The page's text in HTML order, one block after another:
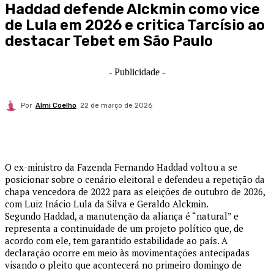
Haddad defende Alckmin como vice
de Lula em 2026 e critica Tarcísio ao
destacar Tebet em São Paulo
- Publicidade -
Por Almi Coelho 22 de março de 2026
O ex-ministro da Fazenda Fernando Haddad voltou a se
posicionar sobre o cenário eleitoral e defendeu a repetição da
chapa vencedora de 2022 para as eleições de outubro de 2026,
com Luiz Inácio Lula da Silva e Geraldo Alckmin.
Segundo Haddad, a manutenção da aliança é “natural” e
representa a continuidade de um projeto político que, de
acordo com ele, tem garantido estabilidade ao país. A
declaração ocorre em meio às movimentações antecipadas
visando o pleito que acontecerá no primeiro domingo de